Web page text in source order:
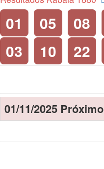
01 05 08
03
10 22
01/11/2025